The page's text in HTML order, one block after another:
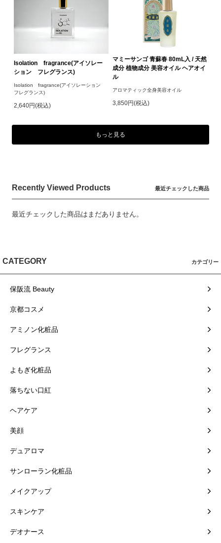
Isolation fragrance(アイソレー
ション フレグランス)
Isolation fragrance(アイソレーション
フレグランス)
2,640円(税込)
マミーサンゴ 青蘇春 80mL入 / 天然
成分 植物成分 美容オイル ヘアオイ
ル
アロマティック全身美容オイル
3,850円(税込)
もっと見る
Recently Viewed Products 最近チェックした商品
最近チェックした商品はまだありません。
CATEGORY カテゴリー
保阪流 Beauty
京都コスメ
アミノン化粧品
フレグランス
よもぎ化粧品
落ちない口紅
ヘアケア
美顔
デュアロマ
サンローラン化粧品
メイクアップ
スキンケア
デオナース